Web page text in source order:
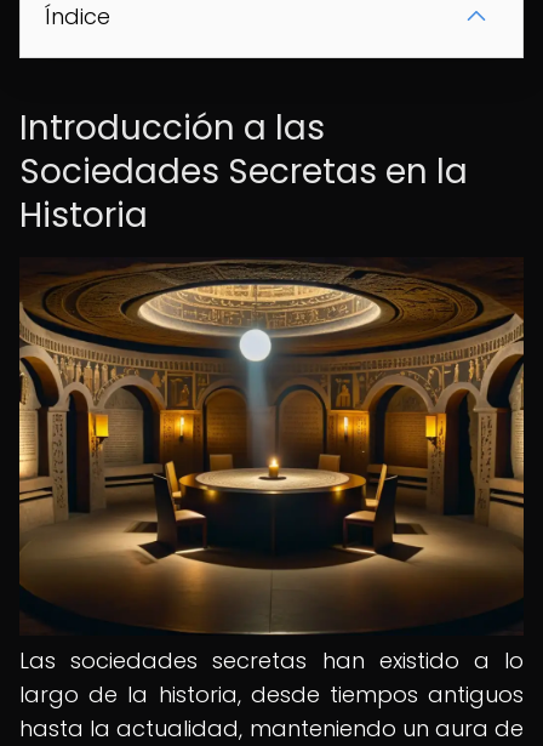
Índice
Introducción a las
Sociedades Secretas en la
Historia
Las sociedades secretas han existido a lo
largo de la historia, desde tiempos antiguos
hasta la actualidad, manteniendo un aura de